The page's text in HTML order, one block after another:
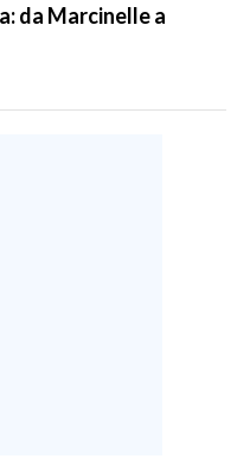
da Marcinelle a